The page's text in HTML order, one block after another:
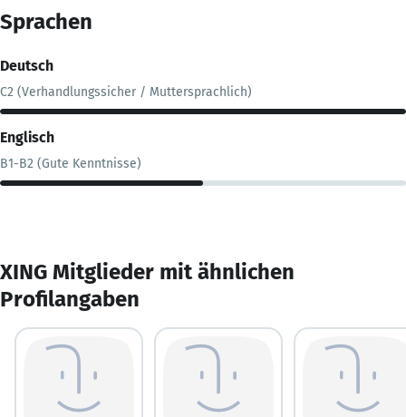
Sprachen
Deutsch
C2 (Verhandlungssicher / Muttersprachlich)
Englisch
B1-B2 (Gute Kenntnisse)
XING Mitglieder mit ähnlichen
Profilangaben